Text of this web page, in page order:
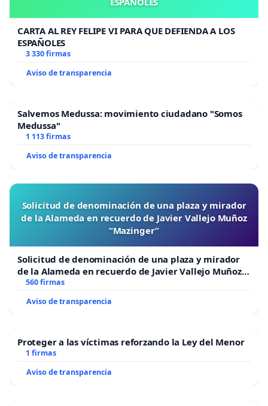
CARTA AL REY FELIPE VI PARA QUE DEFIENDA A LOS
ESPAÑOLES
3 330 firmas
Aviso de transparencia
Salvemos Medussa: movimiento ciudadano "Somos
Medussa"
1 113 firmas
Aviso de transparencia
Solicitud de denominación de una plaza y mirador
de la Alameda en recuerdo de Javier Vallejo Muñoz
“Mazinger”
Solicitud de denominación de una plaza y mirador
de la Alameda en recuerdo de Javier Vallejo Muñoz
“Mazinger”
560 firmas
Aviso de transparencia
Proteger a las víctimas reforzando la Ley del Menor
1 firmas
Aviso de transparencia